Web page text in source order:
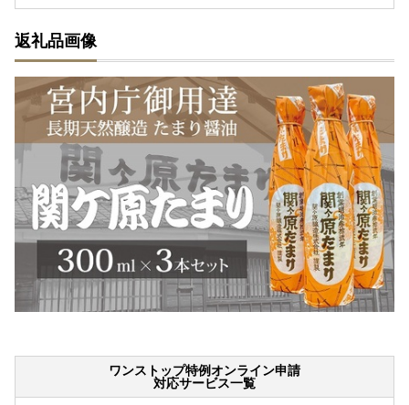
返礼品画像
ワンストップ特例オンライン申請
対応サービス一覧